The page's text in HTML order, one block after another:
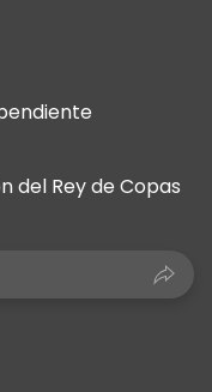
del Rey de Copas